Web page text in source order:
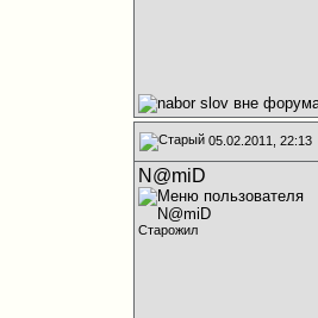
05.02.2011, 22:13
N@miD
Старожил